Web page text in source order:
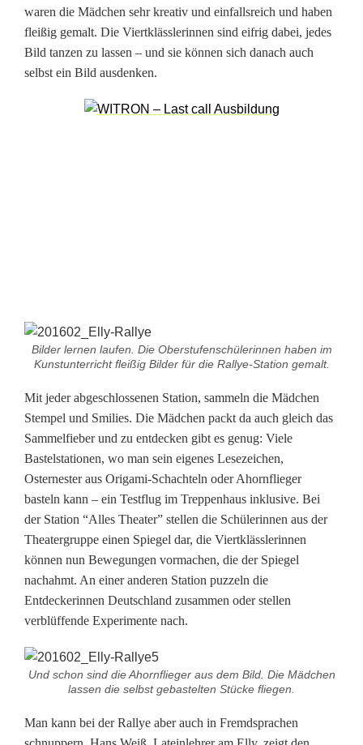
waren die Mädchen sehr kreativ und einfallsreich und haben
fleißig gemalt. Die Viertklässlerinnen sind eifrig dabei, jedes
Bild tanzen zu lassen – und sie können sich danach auch
selbst ein Bild ausdenken.
Bilder lernen laufen. Die Oberstufenschülerinnen haben im
Kunstunterricht fleißig Bilder für die Rallye-Station gemalt.
Mit jeder abgeschlossenen Station, sammeln die Mädchen
Stempel und Smilies. Die Mädchen packt da auch gleich das
Sammelfieber und zu entdecken gibt es genug: Viele
Bastelstationen, wo man sein eigenes Lesezeichen,
Osternester aus Origami-Schachteln oder Ahornflieger
basteln kann – ein Testflug im Treppenhaus inklusive. Bei
der Station “Alles Theater” stellen die Schülerinnen aus der
Theatergruppe einen Spiegel dar, die Viertklässlerinnen
können nun Bewegungen vormachen, die der Spiegel
nachahmt. An einer anderen Station puzzeln die
Entdeckerinnen Deutschland zusammen oder stellen
verblüffende Experimente nach.
Und schon sind die Ahornflieger aus dem Bild. Die Mädchen
lassen die selbst gebastelten Stücke fliegen.
Man kann bei der Rallye aber auch in Fremdsprachen